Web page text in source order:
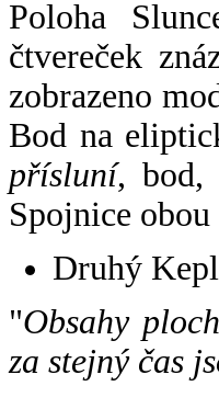
Poloha
čtvereček
zobrazeno
Bod na
přísluní, bod,
Spojnice obou
Druhý
"Obsahy
za stejný čas